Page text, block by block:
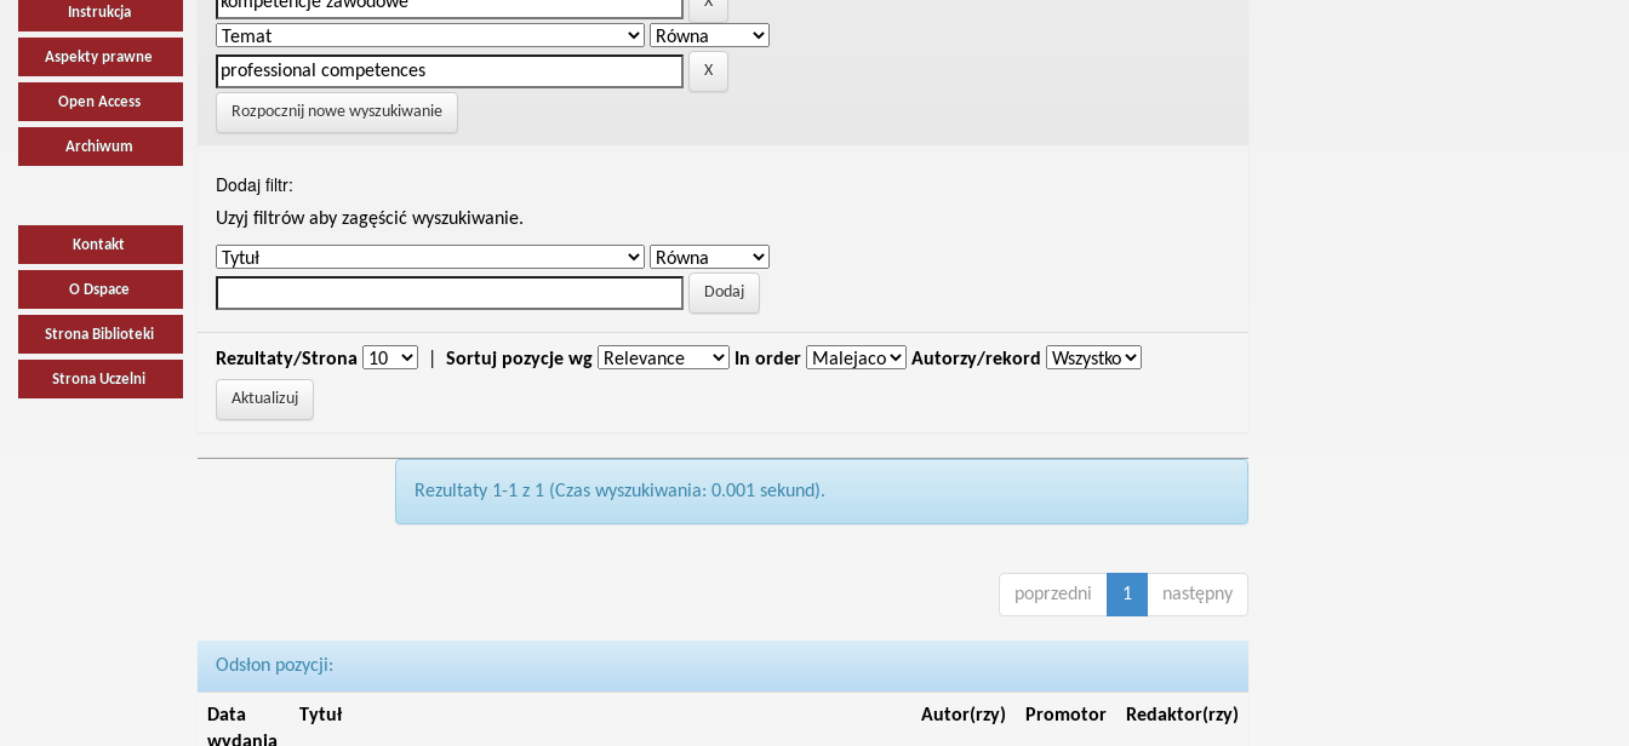
Instrukcja
Aspekty prawne
Open Access
Archiwum
Kontakt
O Dspace
Strona Biblioteki
Strona Uczelni
Rozpocznij nowe wyszukiwanie
Dodaj filtr:
Uzyj filtrów aby zagęścić wyszukiwanie.
Rezultaty/Strona Sortuj pozycje wg In order Autorzy/rekord
Rezultaty 1-1 z 1 (Czas wyszukiwania: 0.001 sekund).
poprzedni 1 następny
Odsłon pozycji:
Data
Tytuł Autor(rzy) Promotor Redaktor(rzy)